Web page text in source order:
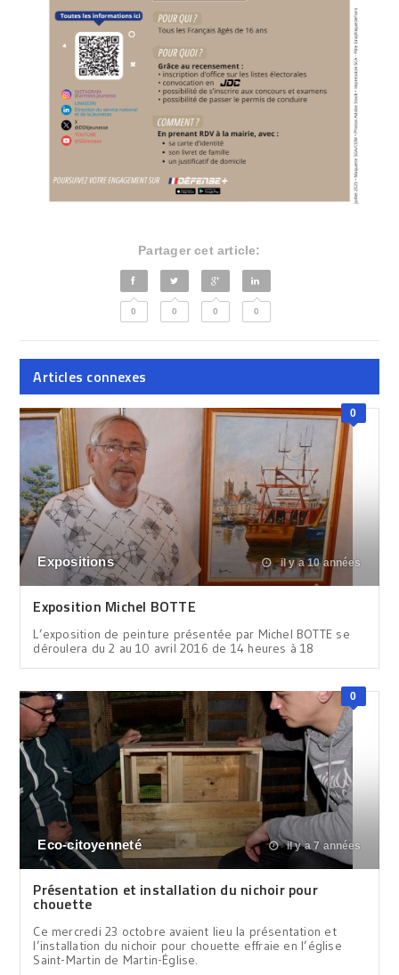
Partager cet article:
0 0 0 0
Articles connexes
0
Expositions il y a 10 années
Exposition Michel BOTTE
L’exposition de peinture présentée par Michel BOTTE se
déroulera du 2 au 10 avril 2016 de 14 heures à 18
0
Eco-citoyenneté il y a 7 années
Présentation et installation du nichoir pour
chouette
Ce mercredi 23 octobre avaient lieu la présentation et
l’installation du nichoir pour chouette effraie en l’église
Saint-Martin de Martin-Église.